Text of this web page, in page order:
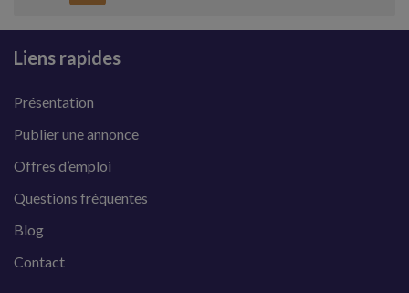
Liens rapides
Présentation
Publier une annonce
Offres d’emploi
Questions fréquentes
Blog
Contact